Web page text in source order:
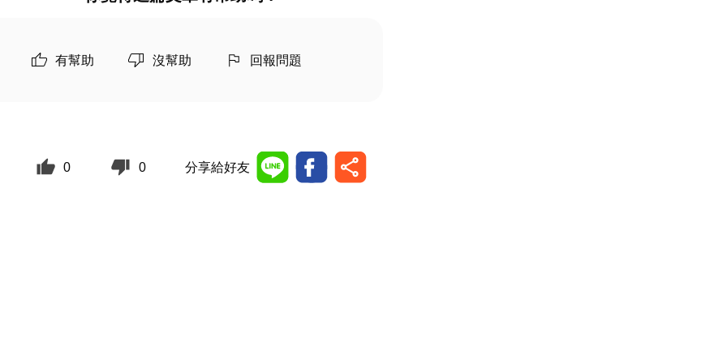
有幫助 沒幫助 回報問題
0 0 分享給好友